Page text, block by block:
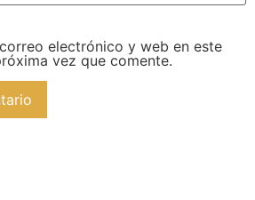
electrónico y web en este
vez que comente.